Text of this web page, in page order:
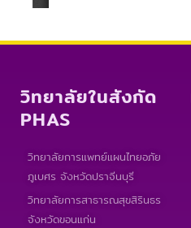
วิทยาลัยในสังกัด
PHAS
วิทยาลัยการแพทย์แผนไทยอภัย
ภูเบศร จังหวัดปราจีนบุรี
วิทยาลัยการสาธารณสุขสิรินธร
จังหวัดขอนแก่น